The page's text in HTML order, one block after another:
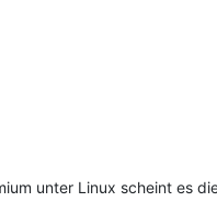
unter Linux scheint es